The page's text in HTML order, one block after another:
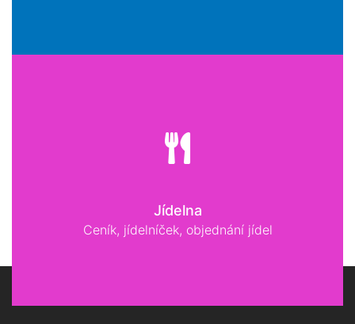
Jídelna
Ceník, jídelníček, objednání jídel